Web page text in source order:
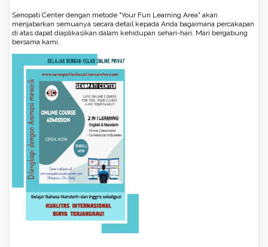
Senopati Center dengan metode "Your Fun Learning Area" akan
menjabarkan semuanya secara detail kepada Anda bagaimana percakapan
di atas dapat diaplikasikan dalam kehidupan sehari-hari. Mari bergabung
bersama kami.